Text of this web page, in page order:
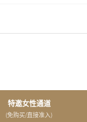
特邀女性通道
(免购买/直接准入)